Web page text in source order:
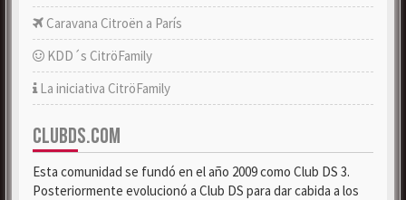
Caravana Citroën a París
KDD´s CitröFamily
La iniciativa CitröFamily
CLUBDS.COM
Esta comunidad se fundó en el año 2009 como Club DS 3.
Posteriormente evolucionó a Club DS para dar cabida a los